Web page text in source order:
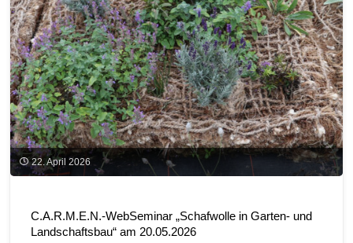
22. April 2026
C.A.R.M.E.N.-WebSeminar „Schafwolle in Garten- und
Landschaftsbau“ am 20.05.2026